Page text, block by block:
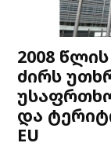
2008
ძირს
და
EU